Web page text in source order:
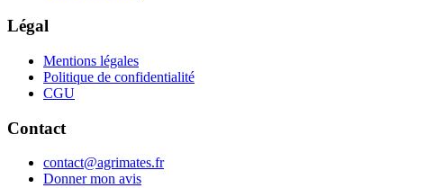
Légal
Mentions légales
Politique de confidentialité
CGU
Contact
contact@agrimates.fr
Donner mon avis